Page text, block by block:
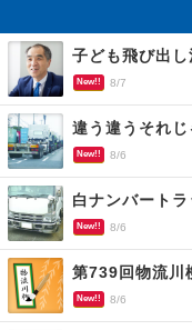
子ども飛び出
New!! 8/7
New!! 8/6
New!! 8/6
第739回物流
New!! 8/6